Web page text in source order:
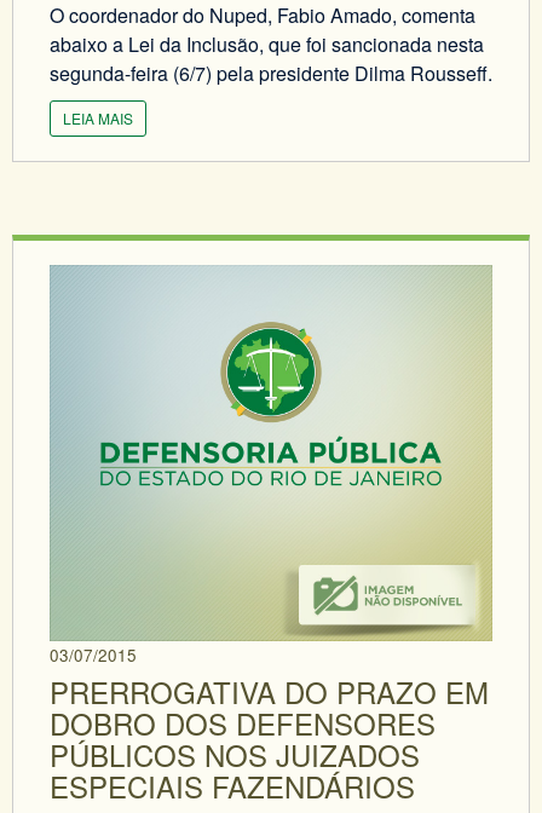
O coordenador do Nuped, Fabio Amado, comenta
abaixo a Lei da Inclusão, que foi sancionada nesta
segunda-feira (6/7) pela presidente Dilma Rousseff.
LEIA MAIS
03/07/2015
PRERROGATIVA DO PRAZO EM
DOBRO DOS DEFENSORES
PÚBLICOS NOS JUIZADOS
ESPECIAIS FAZENDÁRIOS